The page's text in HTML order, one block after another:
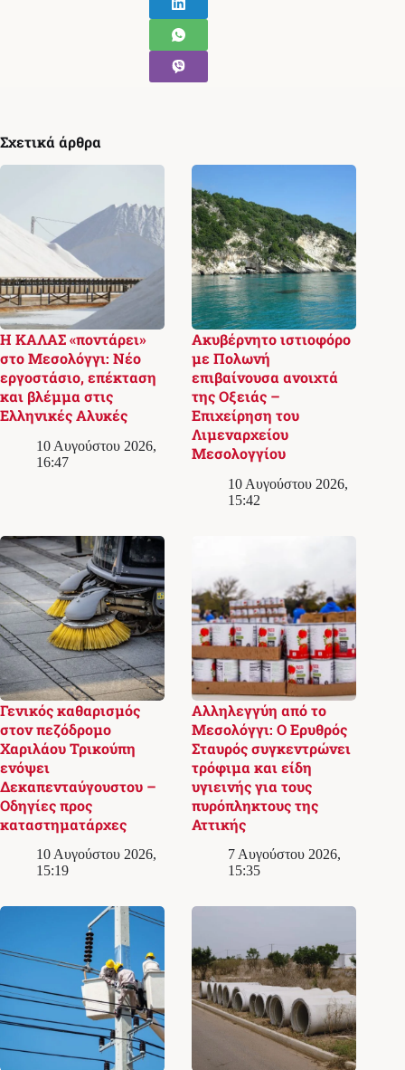
Σχετικά άρθρα
Η ΚΑΛΑΣ «ποντάρει»
στο Μεσολόγγι: Νέο
εργοστάσιο, επέκταση
και βλέμμα στις
Ελληνικές Αλυκές
10 Αυγούστου 2026,
16:47
Ακυβέρνητο ιστιοφόρο
με Πολωνή
επιβαίνουσα ανοιχτά
της Οξειάς –
Επιχείρηση του
Λιμεναρχείου
Μεσολογγίου
10 Αυγούστου 2026,
15:42
Γενικός καθαρισμός
στον πεζόδρομο
Χαριλάου Τρικούπη
ενόψει
Δεκαπενταύγουστου –
Οδηγίες προς
καταστηματάρχες
10 Αυγούστου 2026,
15:19
Αλληλεγγύη από το
Μεσολόγγι: Ο Ερυθρός
Σταυρός συγκεντρώνει
τρόφιμα και είδη
υγιεινής για τους
πυρόπληκτους της
Αττικής
7 Αυγούστου 2026,
15:35